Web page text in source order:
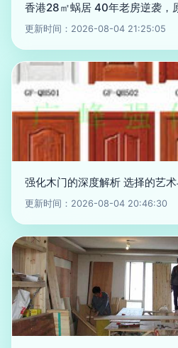
香港28㎡蜗居 40年老房逆袭，
更新时间：2026-08-04 21:25:05
强化木门的深度解析 选择的艺
更新时间：2026-08-04 20:46:30